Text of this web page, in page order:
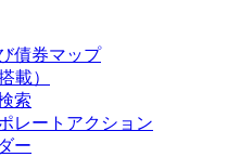
債券マップ
載）
索
レートアクション
ー